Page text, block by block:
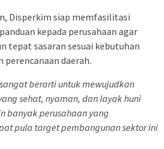
Disperkim siap memfasilitasi
kepada perusahaan agar
tepat sasaran sesuai kebutuhan
perencanaan daerah.
berarti untuk mewujudkan
sehat, nyaman, dan layak huni
banyak perusahaan yang
pula target pembangunan sektor ini